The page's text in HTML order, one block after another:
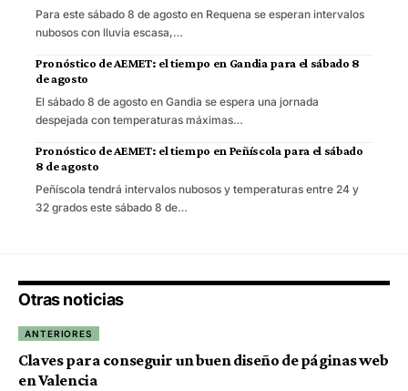
Para este sábado 8 de agosto en Requena se esperan intervalos
nubosos con lluvia escasa,…
Pronóstico de AEMET: el tiempo en Gandia para el sábado 8
de agosto
El sábado 8 de agosto en Gandia se espera una jornada
despejada con temperaturas máximas…
Pronóstico de AEMET: el tiempo en Peñíscola para el sábado
8 de agosto
Peñíscola tendrá intervalos nubosos y temperaturas entre 24 y
32 grados este sábado 8 de…
Otras noticias
ANTERIORES
Claves para conseguir un buen diseño de páginas web
en Valencia